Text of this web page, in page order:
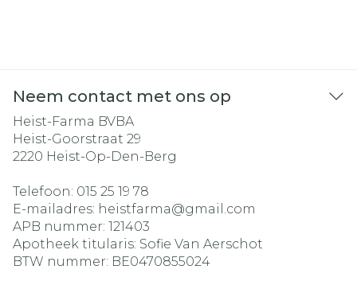
Neem contact met ons op
Heist-Farma BVBA
Heist-Goorstraat 29
2220 Heist-Op-Den-Berg
Telefoon: 015 25 19 78
E-mailadres: heistfarma@gmail.com
APB nummer: 121403
Apotheek titularis: Sofie Van Aerschot
BTW nummer: BE0470855024